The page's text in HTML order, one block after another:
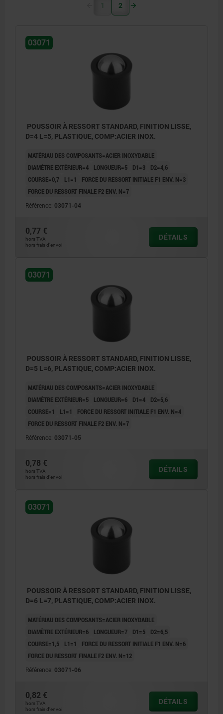
1 2
03071
POUSSOIR À RESSORT STANDARD, FINITION LISSE,
D=4 L=5, PLASTIQUE, COMP:ACIER INOX.
MATÉRIAU DES COMPOSANTS=ACIER INOXYDABLE
DIAMÈTRE EXTÉRIEUR=4
LONGUEUR=5 D1=3
D2=4,6
COURSE=0,7
L1=1
FORCE DU RESSORT INITIALE F1 ENV. N=3
FORCE DU RESSORT FINALE F2 ENV. N=7
Référence: 03071-04
0,77 €
hors TVA
hors frais d’envoi
DÉTAILS
03071
POUSSOIR À RESSORT STANDARD, FINITION LISSE,
D=5 L=6, PLASTIQUE, COMP:ACIER INOX.
MATÉRIAU DES COMPOSANTS=ACIER INOXYDABLE
DIAMÈTRE EXTÉRIEUR=5
LONGUEUR=6 D1=4
D2=5,6
COURSE=1
L1=1
FORCE DU RESSORT INITIALE F1 ENV. N=4
FORCE DU RESSORT FINALE F2 ENV. N=7
Référence: 03071-05
0,78 €
hors TVA
hors frais d’envoi
DÉTAILS
03071
POUSSOIR À RESSORT STANDARD, FINITION LISSE,
D=6 L=7, PLASTIQUE, COMP:ACIER INOX.
MATÉRIAU DES COMPOSANTS=ACIER INOXYDABLE
DIAMÈTRE EXTÉRIEUR=6
LONGUEUR=7 D1=5
D2=6,5
COURSE=1,5
L1=1
FORCE DU RESSORT INITIALE F1 ENV. N=6
FORCE DU RESSORT FINALE F2 ENV. N=12
Référence: 03071-06
0,82 €
hors TVA
hors frais d’envoi
DÉTAILS